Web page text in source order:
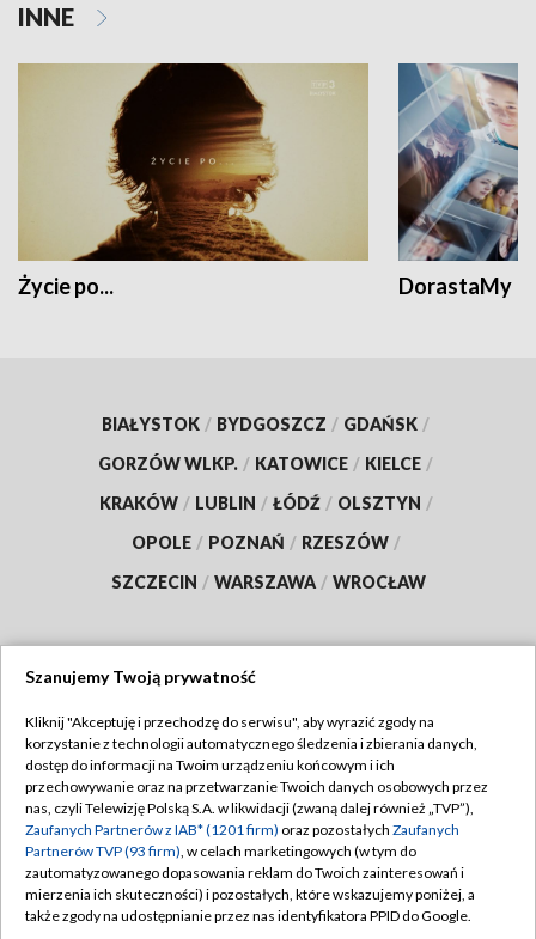
INNE
Życie po... DorastaMy
BIAŁYSTOK / BYDGOSZCZ / GDAŃSK /
GORZÓW WLKP. / KATOWICE / KIELCE /
KRAKÓW / LUBLIN / ŁÓDŹ / OLSZTYN /
OPOLE / POZNAŃ / RZESZÓW /
SZCZECIN / WARSZAWA / WROCŁAW
TVP
Abonament TVP
Emisja w TVP
Centrum informacji TVP
Naziemna Telewizja Cyfrowa
Regulamin TVP
Polityka prywatności
Moje zgody
Pomoc
Szanujemy Twoją prywatność
Kliknij "Akceptuję i przechodzę do serwisu", aby wyrazić zgody na
korzystanie z technologii automatycznego śledzenia i zbierania danych,
dostęp do informacji na Twoim urządzeniu końcowym i ich
przechowywanie oraz na przetwarzanie Twoich danych osobowych przez
nas, czyli Telewizję Polską S.A. w likwidacji (zwaną dalej również „TVP”),
Zaufanych Partnerów z IAB* (1201 firm) oraz pozostałych Zaufanych
Partnerów TVP (93 firm), w celach marketingowych (w tym do
zautomatyzowanego dopasowania reklam do Twoich zainteresowań i
mierzenia ich skuteczności) i pozostałych, które wskazujemy poniżej, a
także zgody na udostępnianie przez nas identyfikatora PPID do Google.